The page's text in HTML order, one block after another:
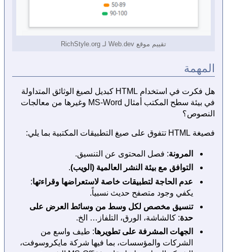
تقييم موقع Web.dev لـ RichStyle.org
المهمة
هل فكرت في استخدام HTML كبديل لصيغ الوثائق المتداولة
في بيئة سطح المكتب أمثال MS-Word وغيرها من معالجات
النصوص؟
فصيغة HTML تتفوق على صيغ التطبيقات المكتبية بما يلي:
المرونة: فصل المحتوى عن التنسيق.
التوافق مع بيئة النشر العالمية (الويب).
عدم الحاجة لتطبيقات خاصة لاستعراضها وقراءتها:
يكفي وجود متصفح حديث نسبياً.
تنسيق مخصص لكل وسط من وسائط العرض على
حدة: كالشاشة، الورق، التلفاز… الخ.
الجهات المشرفة على تطويرها: طيف واسع من
الشركات والمؤسسات، بما فيها شركة مايكروسوفت،